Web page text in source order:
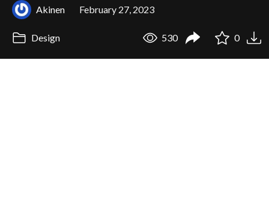
Akinen February 27, 2023
Design 530 0